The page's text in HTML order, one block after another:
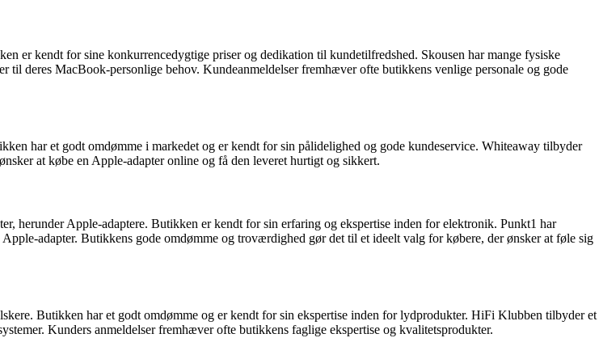
er kendt for sine konkurrencedygtige priser og dedikation til kundetilfredshed. Skousen har mange fysiske
deres MacBook-personlige behov. Kundeanmeldelser fremhæver ofte butikkens venlige personale og gode
har et godt omdømme i markedet og er kendt for sin pålidelighed og gode kundeservice. Whiteaway tilbyder
at købe en Apple-adapter online og få den leveret hurtigt og sikkert.
herunder Apple-adaptere. Butikken er kendt for sin erfaring og ekspertise inden for elektronik. Punkt1 har
adapter. Butikkens gode omdømme og troværdighed gør det til et ideelt valg for købere, der ønsker at føle sig
Butikken har et godt omdømme og er kendt for sin ekspertise inden for lydprodukter. HiFi Klubben tilbyder et
Kunders anmeldelser fremhæver ofte butikkens faglige ekspertise og kvalitetsprodukter.